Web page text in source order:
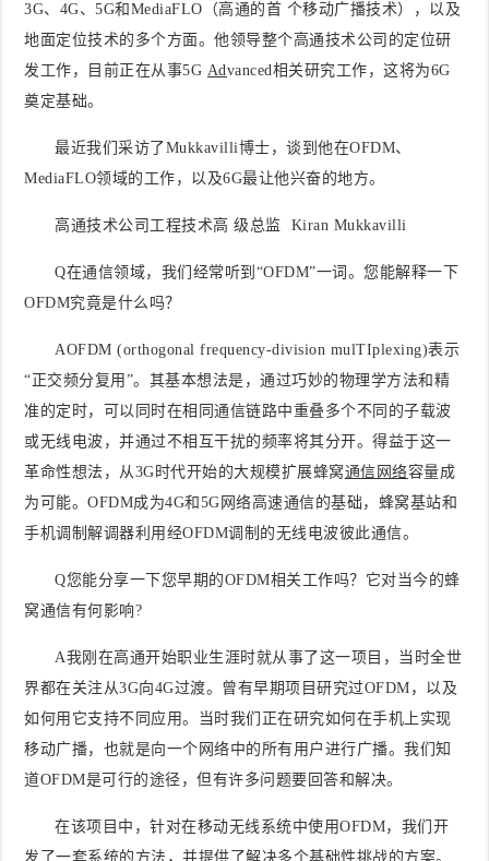
3G、4G、5G和MediaFLO（高通的首 个移动广播技术），以及
地面定位技术的多个方面。他领导整个高通技术公司的定位研
发工作，目前正在从事5G Advanced相关研究工作，这将为6G
奠定基础。
最近我们采访了Mukkavilli博士，谈到他在OFDM、
MediaFLO领域的工作，以及6G最让他兴奋的地方。
高通技术公司工程技术高 级总监 Kiran Mukkavilli
Q在通信领域，我们经常听到 “OFDM”一词。您能解释一下
OFDM究竟是什么吗？
AOFDM (orthogonal frequency-division mulTIplexing)表示
“正交频分复用”。其基本想法是，通过巧妙的物理学方法和精
准的定时，可以同时在相同通信链路中重叠多个不同的子载波
或无线电波，并通过不相互干扰的频率将其分开。得益于这一
革命性想法，从3G时代开始的大规模扩展蜂窝通信网络容量成
为可能。OFDM成为4G和5G网络高速通信的基础，蜂窝基站和
手机调制解调器利用经OFDM调制的无线电波彼此通信。
Q您能分享一下您早期的OFDM相关工作吗？它对当今的蜂
窝通信有何影响?
A我刚在高通开始职业生涯时就从事了这一项目，当时全世
界都在关注从3G向4G过渡。曾有早期项目研究过OFDM，以及
如何用它支持不同应用。当时我们正在研究如何在手机上实现
移动广播，也就是向一个网络中的所有用户进行广播。我们知
道OFDM是可行的途径，但有许多问题要回答和解决。
在该项目中，针对在移动无线系统中使用OFDM，我们开
发了一套系统的方法，并提供了解决多个基础性挑战的方案。